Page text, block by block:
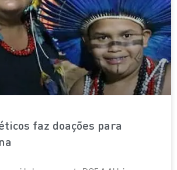
faz doações para